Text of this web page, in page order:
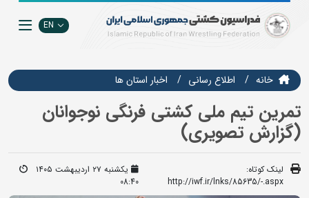
EN
خانه اطلاع رسانی اخبار استان ها
تمرین تیم ملی کشتی فرنگی نوجوانان
(گزارش تصویری)
لینک کوتاه:
http://iwf.ir/lnks/85635/-.aspx
یکشنبه ۲۷ اردیبهشت ۱۴۰۵
08:40